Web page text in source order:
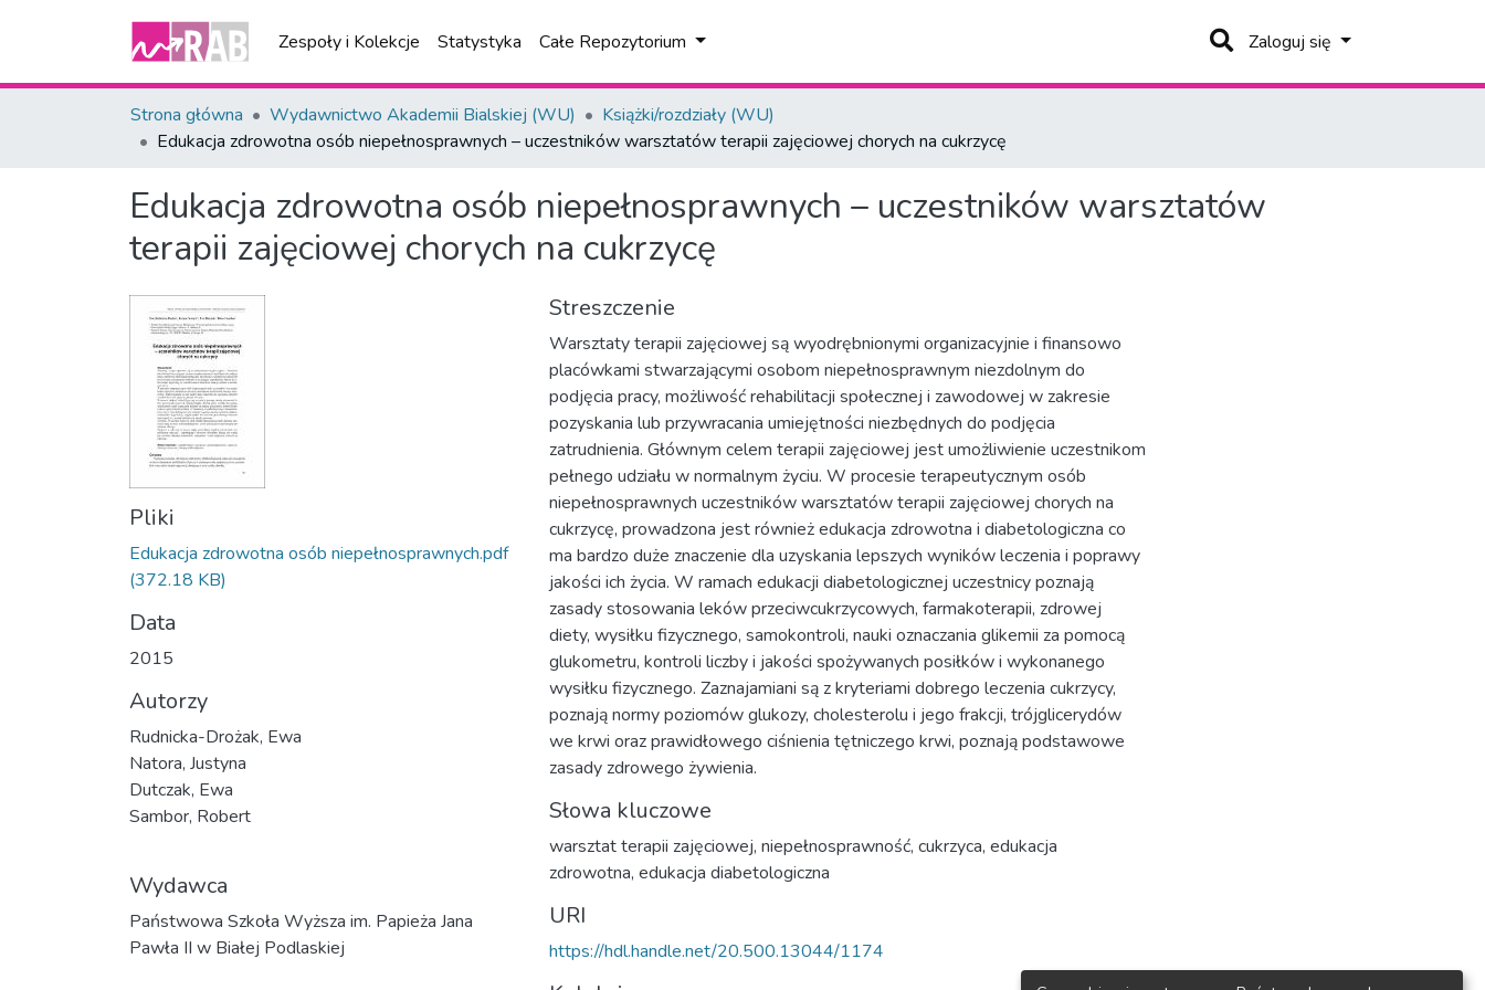
Zespoły i Kolekcje Statystyka Całe Repozytorium Zaloguj się
Strona główna Wydawnictwo Akademii Bialskiej (WU)
Książki/rozdziały (WU)
Edukacja zdrowotna osób niepełnosprawnych – uczestników warsztatów terapii zajęciowej chorych na cukrzycę
Edukacja zdrowotna osób niepełnosprawnych – uczestników warsztatów
terapii zajęciowej chorych na cukrzycę
Pliki
Edukacja zdrowotna osób niepełnosprawnych.pdf
(372.18 KB)
Data
2015
Autorzy
Rudnicka-Drożak, Ewa
Natora, Justyna
Dutczak, Ewa
Sambor, Robert
Wydawca
Państwowa Szkoła Wyższa im. Papieża Jana
Pawła II w Białej Podlaskiej
Streszczenie
Warsztaty terapii zajęciowej są wyodrębnionymi organizacyjnie i finansowo
placówkami stwarzającymi osobom niepełnosprawnym niezdolnym do
podjęcia pracy, możliwość rehabilitacji społecznej i zawodowej w zakresie
pozyskania lub przywracania umiejętności niezbędnych do podjęcia
zatrudnienia. Głównym celem terapii zajęciowej jest umożliwienie uczestnikom
pełnego udziału w normalnym życiu. W procesie terapeutycznym osób
niepełnosprawnych uczestników warsztatów terapii zajęciowej chorych na
cukrzycę, prowadzona jest również edukacja zdrowotna i diabetologiczna co
ma bardzo duże znaczenie dla uzyskania lepszych wyników leczenia i poprawy
jakości ich życia. W ramach edukacji diabetologicznej uczestnicy poznają
zasady stosowania leków przeciwcukrzycowych, farmakoterapii, zdrowej
diety, wysiłku fizycznego, samokontroli, nauki oznaczania glikemii za pomocą
glukometru, kontroli liczby i jakości spożywanych posiłków i wykonanego
wysiłku fizycznego. Zaznajamiani są z kryteriami dobrego leczenia cukrzycy,
poznają normy poziomów glukozy, cholesterolu i jego frakcji, trójglicerydów
we krwi oraz prawidłowego ciśnienia tętniczego krwi, poznają podstawowe
zasady zdrowego żywienia.
Słowa kluczowe
warsztat terapii zajęciowej, niepełnosprawność, cukrzyca, edukacja
zdrowotna, edukacja diabetologiczna
URI
https://hdl.handle.net/20.500.13044/1174